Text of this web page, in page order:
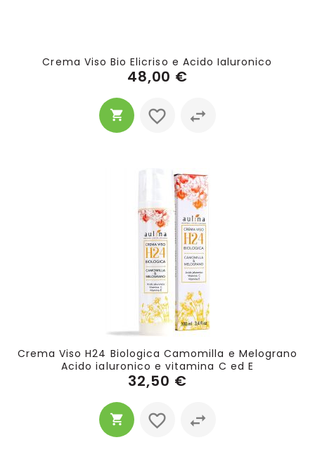
Crema Viso Bio Elicriso e Acido Ialuronico
48,00 €
Crema Viso H24 Biologica Camomilla e Melograno
Acido ialuronico e vitamina C ed E
32,50 €